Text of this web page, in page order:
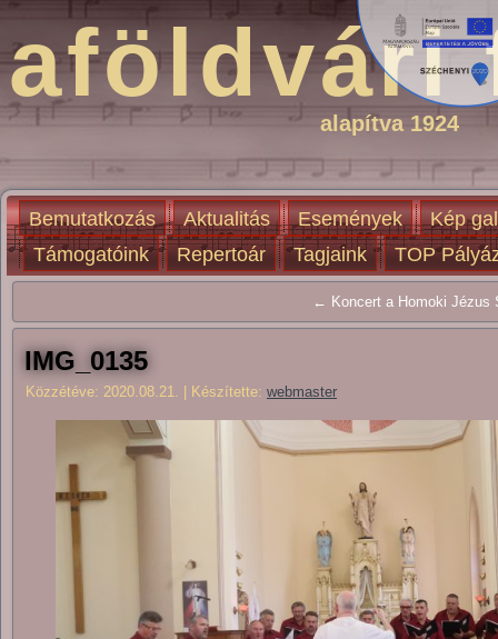
alapítva 1924
Bemutatkozás Aktualitás Események
Kép
Támogatóink
Repertoár Tagjaink TOP
← Koncert a Homoki Jézus
IMG_0135
Közzétéve: 2020.08.21. Készítette: webmaster